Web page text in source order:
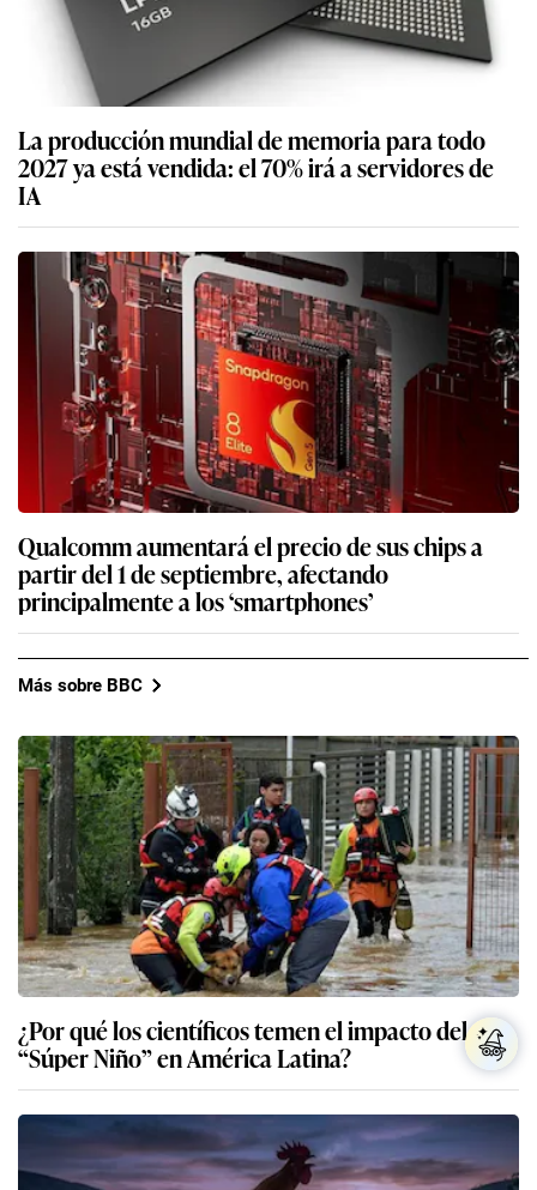
La producción mundial de memoria para todo
2027 ya está vendida: el 70% irá a servidores de
IA
Qualcomm aumentará el precio de sus chips a
partir del 1 de septiembre, afectando
principalmente a los ‘smartphones’
Más sobre BBC
¿Por qué los científicos temen el impacto del
“Súper Niño” en América Latina?